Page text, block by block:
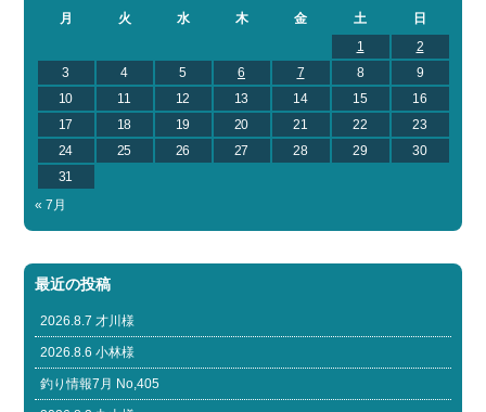
月
火 水 木 金 土
日
1
2
3
4 5 6 7 8
9
10
11 12 13 14 15
16
17
18 19 20 21 22
23
24
25 26 27 28 29
30
31
« 7月
最近の投稿
2026.8.7 才川様
2026.8.6 小林様
釣り情報7月 No,405